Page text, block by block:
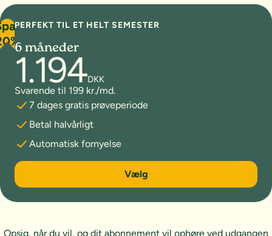
PERFEKT TIL ET HELT SEMESTER
6 måneder
1.194DKK
Svarende til 199 kr./md.
7 dages gratis prøveperiode
Betal halvårligt
Automatisk fornyelse
6 måneder
Vælg
Opsig, når du vil, og dit abonnement vil ophøre ved udgangen